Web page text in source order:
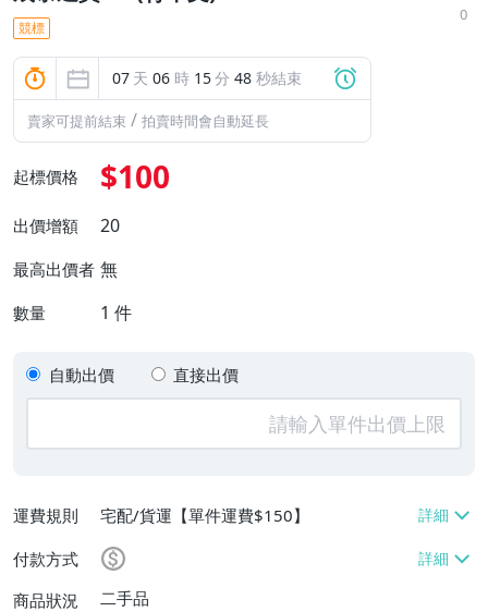
0
競標
07 天 06 時 15分 47 秒結束
賣家可提前結束 / 拍賣時間會自動延長
起標價格 $100
出價增額 20
最高出價者 無
數量 1 件
自動出價 直接出價
運費規則
宅配/貨運【單件運費$150】
付款方式
商品狀況
二手品